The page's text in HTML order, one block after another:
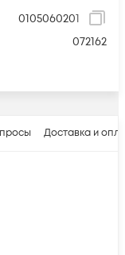
0105060201
072162
Доставка и